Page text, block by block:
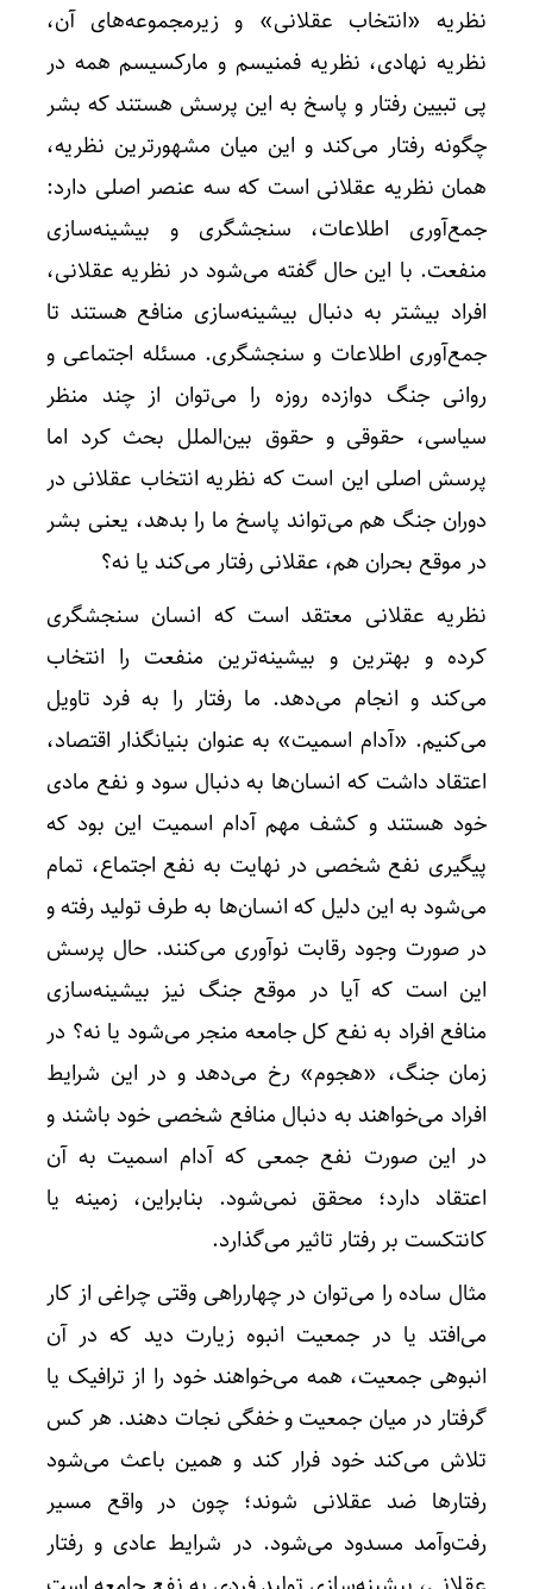
نظریه «انتخاب عقلانی» و زیرمجموعه‌های آن،
نظریه نهادی، نظریه فمنیسم و مارکسیسم همه در
پی تبیین رفتار و پاسخ به این پرسش هستند که بشر
چگونه رفتار می‌کند و این میان مشهورترین نظریه،
همان نظریه عقلانی است که سه عنصر اصلی دارد:
جمع‌آوری اطلاعات، سنجشگری و بیشینه‌سازی
منفعت. با این حال گفته می‌شود در نظریه عقلانی،
افراد بیشتر به دنبال بیشینه‌سازی منافع هستند تا
جمع‌آوری اطلاعات و سنجشگری. مسئله اجتماعی و
روانی جنگ دوازده روزه را می‌توان از چند منظر
سیاسی، حقوقی و حقوق‌ بین‌الملل بحث کرد اما
پرسش اصلی این است که نظریه انتخاب عقلانی در
دوران جنگ هم می‌تواند پاسخ ما را بدهد، یعنی بشر
در موقع بحران هم، عقلانی رفتار می‌کند یا نه؟
نظریه عقلانی معتقد است که انسان سنجشگری
کرده و بهترین و بیشینه‌ترین منفعت را انتخاب
می‌کند و انجام می‌دهد. ما رفتار را به فرد تاویل
می‌کنیم. «آدام اسمیت» به عنوان بنیانگذار اقتصاد،
اعتقاد داشت که انسان‌ها به دنبال سود و نفع مادی
خود هستند و کشف مهم آدام اسمیت این بود که
پیگیری نفع شخصی در نهایت به نفع اجتماع، تمام
می‌شود به این دلیل که انسان‌ها به طرف تولید رفته و
در صورت وجود رقابت نوآوری می‌کنند. حال پرسش
این است که آیا در موقع جنگ نیز بیشینه‌سازی
منافع افراد به نفع کل جامعه منجر می‌شود یا نه؟ در
زمان جنگ، «هجوم» رخ می‌دهد و در این شرایط
افراد می‌خواهند به دنبال منافع شخصی خود باشند و
در این صورت نفع جمعی که آدام اسمیت به آن
اعتقاد دارد؛ محقق نمی‌شود. بنابراین، زمینه یا
کانتکست بر رفتار تاثیر می‌گذارد.
مثال ساده‌ را می‌توان در چهارراهی وقتی چراغی از کار
می‌افتد یا در جمعیت انبوه زیارت دید که در آن
انبوهی جمعیت، همه می‌خواهند خود را از ترافیک یا
گرفتار در میان جمعیت و خفگی نجات دهند. هر کس
تلاش می‌کند خود فرار کند و همین باعث می‌شود
رفتارها ضد عقلانی شوند؛ چون در واقع مسیر
رفت‌وآمد مسدود می‌شود. در شرایط عادی و رفتار